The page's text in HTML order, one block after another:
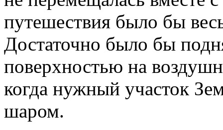
путешествия было бы
Достаточно было бы
поверхностью на
когда нужный участок
шаром.